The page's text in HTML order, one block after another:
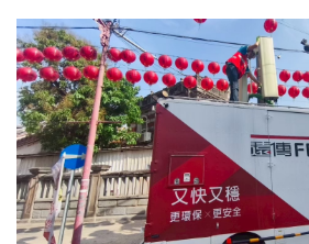
新聞稿分類
登入
刊登